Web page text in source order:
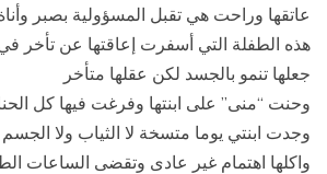
عاتقها وراحت هي تقبل المسؤولية بصبر
هذه الطفلة التي أسفرت إعاقتها عن تأخر في
جعلها تنمو بالجسد لكن عقلها متأخر
وحنت “منى” على ابنتها وفرغت فيها كل
وجدت ابنتي يوما متسخة لا الثياب ولا الجسم
واكلها اهتمام غير عادى وتقضى الساعات